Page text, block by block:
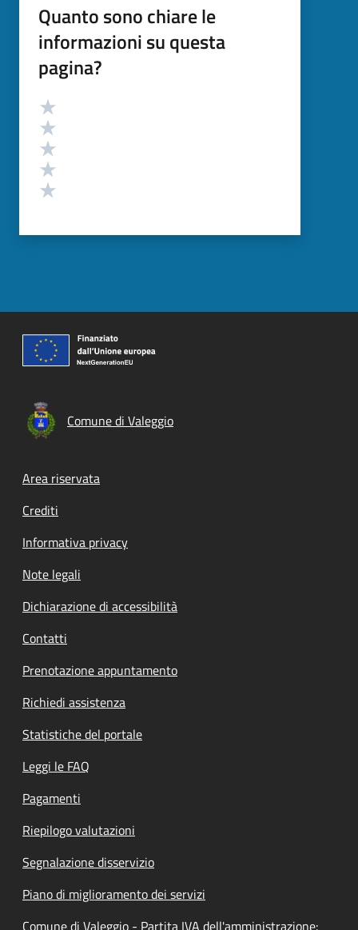
Quanto sono chiare le
informazioni su questa
pagina?
Valutazione
Comune di Valeggio
Footer menu
Area riservata
Crediti
Informativa privacy
Note legali
Dichiarazione di accessibilità
Contatti
Prenotazione appuntamento
Richiedi assistenza
Statistiche del portale
Leggi le FAQ
Pagamenti
Riepilogo valutazioni
Segnalazione disservizio
Piano di miglioramento dei servizi
Comune di Valeggio - Partita IVA dell'amministrazione: